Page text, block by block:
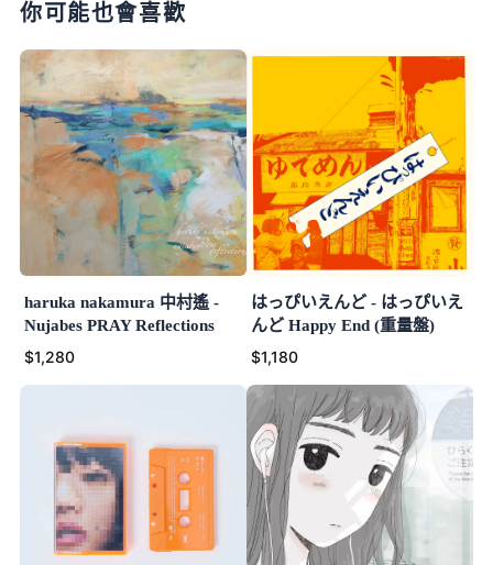
你可能也會喜歡
haruka nakamura 中村遙 -
Nujabes PRAY Reflections
$1,280
はっぴいえんど - はっぴいえ
んど Happy End (重量盤)
$1,180